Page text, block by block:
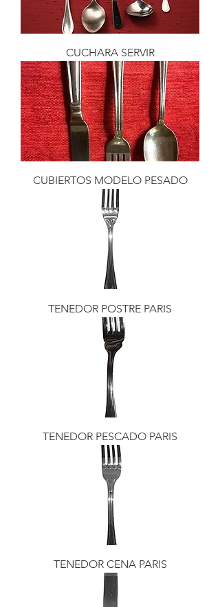
CUCHARA SERVIR
CUBIERTOS MODELO PESADO
TENEDOR POSTRE PARIS
TENEDOR PESCADO PARIS
TENEDOR CENA PARIS